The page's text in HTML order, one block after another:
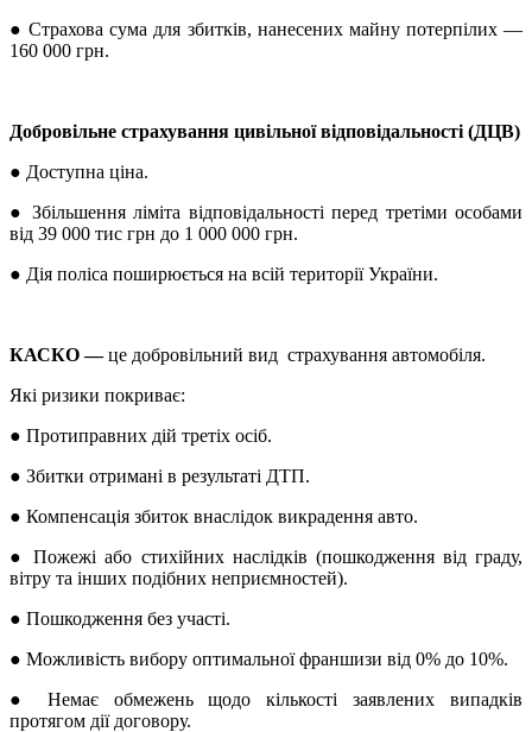
●Страхова сума для збитків, нанесених майну потерпілих —
160 000 грн.
Добровільне страхування цивільної відповідальності (ДЦВ)
● Доступна ціна.
● Збільшення ліміта відповідальності перед третіми особами
від 39 000 тис грн до 1 000 000 грн.
● Дія поліса поширюється на всій території України.
КАСКО —це добровільний вид страхування автомобіля.
Які ризики покриває:
● Протиправних дій третіх осіб.
● Збитки отримані в результаті ДТП.
● Компенсація збиток внаслідок викрадення авто.
●Пожежі або стихійних наслідків (пошкодження від граду,
вітру та інших подібних неприємностей).
● Пошкодження без участі.
● Можливість вибору оптимальної франшизи від 0% до 10%.
● Немає обмежень щодо кількості заявлених випадків
протягом дії договору.